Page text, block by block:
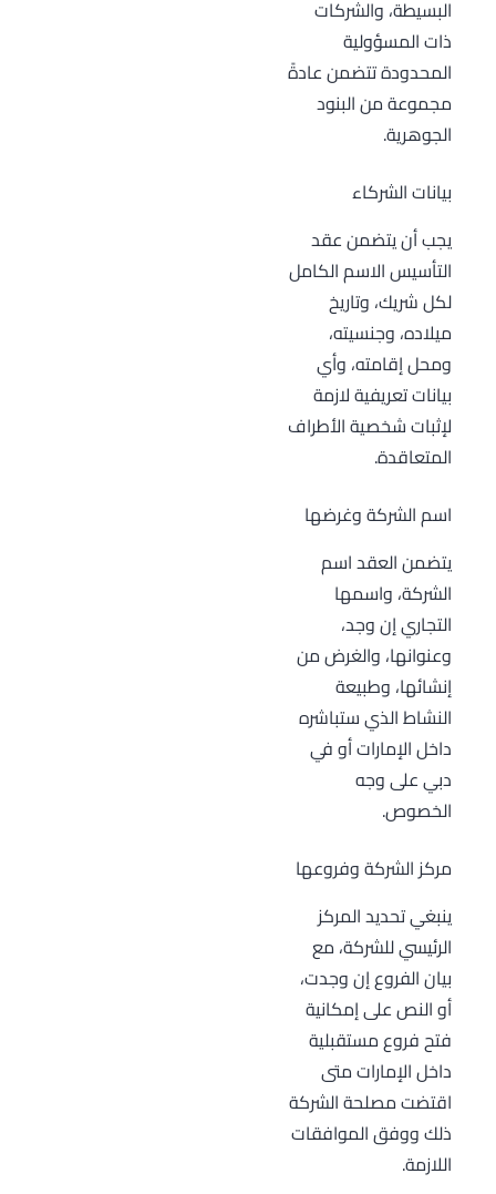
البسيطة، والشركات
ذات المسؤولية
المحدودة تتضمن عادةً
مجموعة من البنود
الجوهرية.
بيانات الشركاء
يجب أن يتضمن عقد
التأسيس الاسم الكامل
لكل شريك، وتاريخ
ميلاده، وجنسيته،
ومحل إقامته، وأي
بيانات تعريفية لازمة
لإثبات شخصية الأطراف
المتعاقدة.
اسم الشركة وغرضها
يتضمن العقد اسم
الشركة، واسمها
التجاري إن وجد،
وعنوانها، والغرض من
إنشائها، وطبيعة
النشاط الذي ستباشره
داخل الإمارات أو في
دبي على وجه
الخصوص.
مركز الشركة وفروعها
ينبغي تحديد المركز
الرئيسي للشركة، مع
بيان الفروع إن وجدت،
أو النص على إمكانية
فتح فروع مستقبلية
داخل الإمارات متى
اقتضت مصلحة الشركة
ذلك ووفق الموافقات
اللازمة.